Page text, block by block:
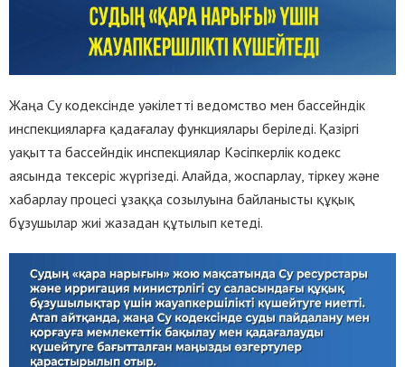
Жаңа Су кодексінде уәкілетті ведомство мен бассейндік
инспекцияларға қадағалау функциялары беріледі. Қазіргі
уақытта бассейндік инспекциялар Кәсіпкерлік кодекс
аясында тексеріс жүргізеді. Алайда, жоспарлау, тіркеу және
хабарлау процесі ұзаққа созылуына байланысты құқық
бұзушылар жиі жазадан құтылып кетеді.